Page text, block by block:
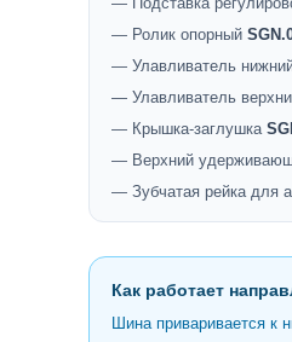
— Ролик опорный
— Улавливатель
— Улавливатель
— Крышка-заглушка
— Верхний
— Зубчатая рейка для
Как работает
Шина приваривается к